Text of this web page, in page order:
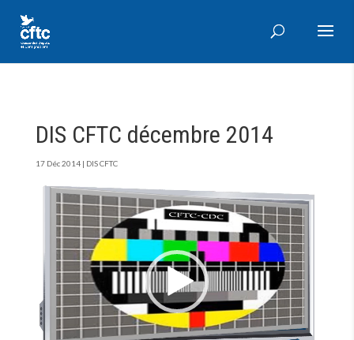
DIS CFTC décembre 2014
17 Déc 2014| DIS CFTC
Lecteur
vidéo